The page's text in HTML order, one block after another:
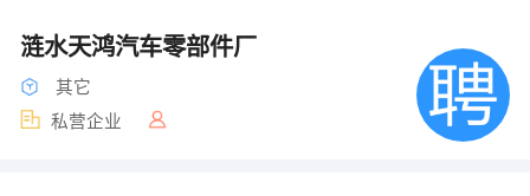
涟水天鸿汽车零部件厂
其它
私营企业